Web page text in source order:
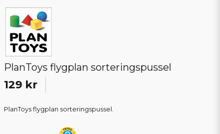
PlanToys flygplan sorteringspussel
129 kr
PlanToys flygplan sorteringspussel.